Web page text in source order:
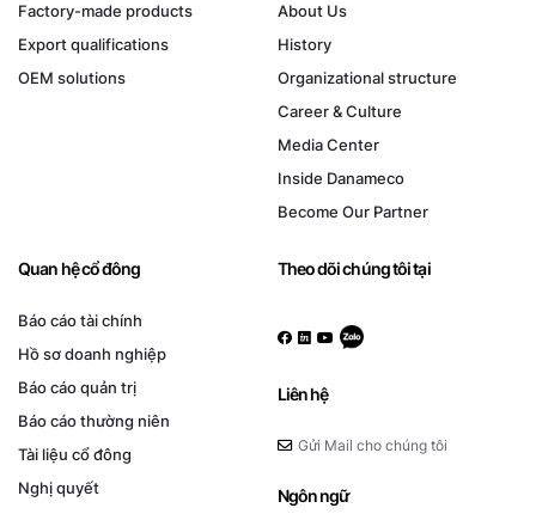
Factory-made products
Export qualifications
OEM solutions
About Us
History
Organizational structure
Career & Culture
Media Center
Inside Danameco
Become Our Partner
Quan hệ cổ đông
Báo cáo tài chính
Hồ sơ doanh nghiệp
Báo cáo quản trị
Báo cáo thường niên
Tài liệu cổ đông
Nghị quyết
Theo dõi chúng tôi tại
Liên hệ
Gửi Mail cho chúng tôi
Ngôn ngữ